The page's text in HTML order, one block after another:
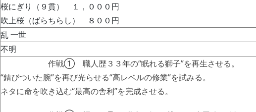
桜にぎり（９貫） １，０００円
吹上桜（ばらちらし） ８００円
乱 一世
不明
作戦① 職人歴３３年の“眠れる獅子”を再生させる。
“錆びついた腕”を再び光らせる“高レベルの修業”を試みる。
ネタに命を吹き込む“最高の舎利”を完成させる。